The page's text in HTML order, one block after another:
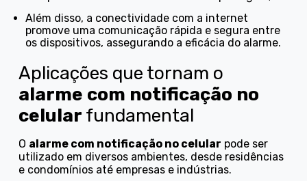
Além disso, a conectividade com a internet
promove uma comunicação rápida e segura entre
os dispositivos, assegurando a eficácia do alarme.
Aplicações que tornam o
alarme com notificação no
celular fundamental
O alarme com notificação no celular pode ser
utilizado em diversos ambientes, desde residências
e condomínios até empresas e indústrias.